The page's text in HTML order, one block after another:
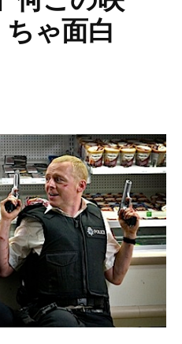
ゃ面白